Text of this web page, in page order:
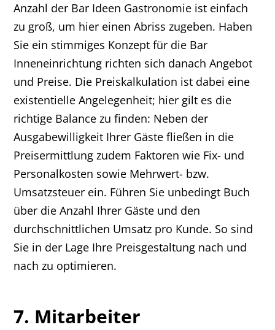
Anzahl der Bar Ideen Gastronomie ist einfach
zu groß, um hier einen Abriss zugeben. Haben
Sie ein stimmiges Konzept für die Bar
Inneneinrichtung richten sich danach Angebot
und Preise. Die Preiskalkulation ist dabei eine
existentielle Angelegenheit; hier gilt es die
richtige Balance zu finden: Neben der
Ausgabewilligkeit Ihrer Gäste fließen in die
Preisermittlung zudem Faktoren wie Fix- und
Personalkosten sowie Mehrwert- bzw.
Umsatzsteuer ein. Führen Sie unbedingt Buch
über die Anzahl Ihrer Gäste und den
durchschnittlichen Umsatz pro Kunde. So sind
Sie in der Lage Ihre Preisgestaltung nach und
nach zu optimieren.
7. Mitarbeiter